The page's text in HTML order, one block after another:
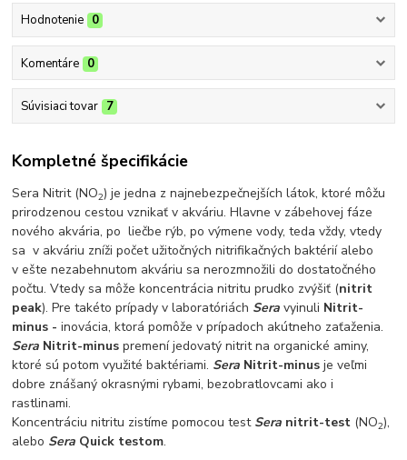
Hodnotenie 0
Komentáre 0
Súvisiaci tovar 7
Kompletné špecifikácie
Sera Nitrit (NO2) je jedna z najnebezpečnejších látok, ktoré môžu
prirodzenou cestou vznikať v akváriu. Hlavne v zábehovej fáze
nového akvária, po liečbe rýb, po výmene vody, teda vždy, vtedy
sa v akváriu zníži počet užitočných nitrifikačných baktérií alebo
v ešte nezabehnutom akváriu sa nerozmnožili do dostatočného
počtu. Vtedy sa môže koncentrácia nitritu prudko zvýšiť (nitrit
peak). Pre takéto prípady v laboratóriách Sera vyinuli Nitrit-
minus - inovácia, ktorá pomôže v prípadoch akútneho zaťaženia.
Sera Nitrit-minus premení jedovatý nitrit na organické aminy,
ktoré sú potom využité baktériami. Sera Nitrit-minus je veľmi
dobre znášaný okrasnými rybami, bezobratlovcami ako i
rastlinami.
Koncentráciu nitritu zistíme pomocou test Sera nitrit-test (NO2),
alebo Sera Quick testom.